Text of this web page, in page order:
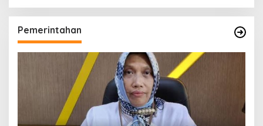
Pemerintahan